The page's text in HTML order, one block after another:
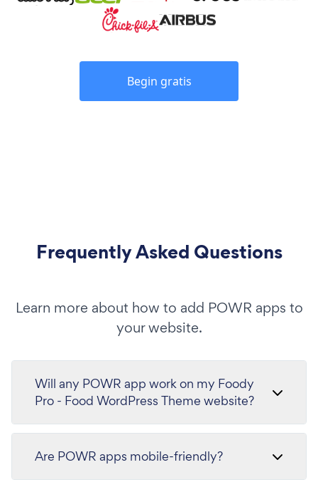
Begin gratis
Frequently Asked Questions
Learn more about how to add POWR apps to
your website.
Will any POWR app work on my Foody
Pro - Food WordPress Theme website?
Are POWR apps mobile-friendly?